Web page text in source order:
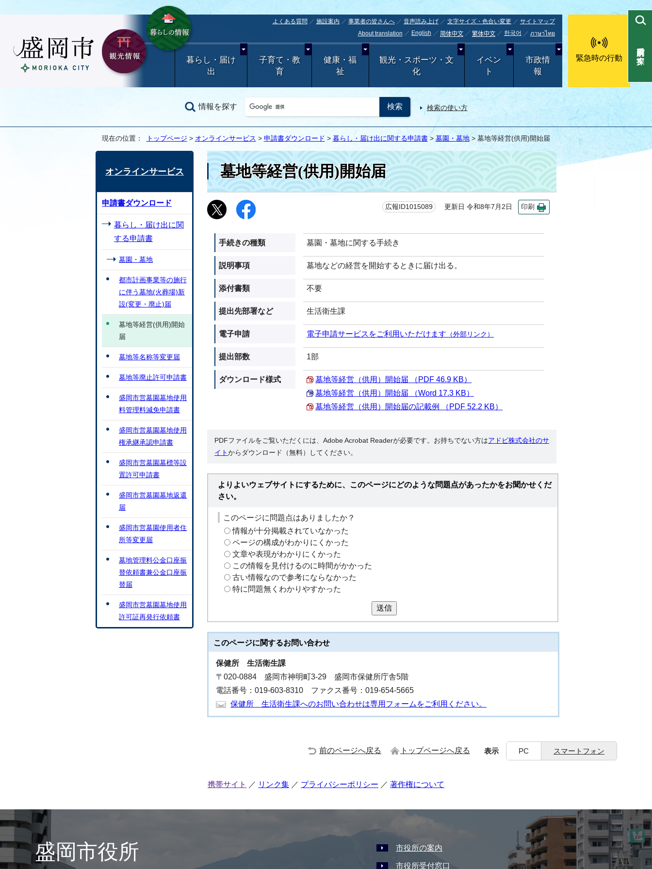
よくある質問 施設案内 事業者の皆さんへ 音声読み上げ 文字サイズ・色合い変更
サイトマップ
About translation
English 简体中文 繁体中文 한국어 ภาษาไทย
暮らし・届け
出
子育て・教
育
健康・福
祉
観光・スポーツ・文
化
イベン
ト
市政情
報
緊急時の行動
情報を探す 検索の使い方
目的別で探す
現在の位置： トップページ > オンラインサービス > 申請書ダウンロード > 暮らし・届け出に関する申請書> 墓園・墓地> 墓地等経営(供用)開始届
墓地等経営(供用)開始届
広報ID1015089 更新日 令和8年7月2日 印刷
手続きの種類 墓園・墓地に関する手続き
説明事項 墓地などの経営を開始するときに届け出る。
添付書類 不要
提出先部署など 生活衛生課
電子申請 電子申請サービスをご利用いただけます （外部リンク）
提出部数 1部
ダウンロード様式
墓地等経営（供用）開始届 （PDF 46.9 KB）
墓地等経営（供用）開始届 （Word 17.3 KB）
墓地等経営（供用）開始届の記載例 （PDF 52.2 KB）
PDFファイルをご覧いただくには、Adobe Acrobat Readerが必要です。お持ちでない方はアドビ株式会社のサ
イトからダウンロード（無料）してください。
よりよいウェブサイトにするために、このページにどのような問題点があったかをお聞かせくだ
さい。
このページに問題点はありましたか？
情報が十分掲載されていなかった
ページの構成がわかりにくかった
文章や表現がわかりにくかった
この情報を見付けるのに時間がかかった
古い情報なので参考にならなかった
特に問題無くわかりやすかった
送信
このページに関するお問い合わせ
保健所 生活衛生課
〒020-0884 盛岡市神明町3-29 盛岡市保健所庁舎5階
電話番号：019-603-8310 ファクス番号：019-654-5665
保健所 生活衛生課へのお問い合わせは専用フォームをご利用ください。
オンラインサービス
申請書ダウンロード
暮らし・届け出に関
する申請書
墓園・墓地
都市計画事業等の施行
に伴う墓地(火葬場)新
設(変更・廃止)届
墓地等経営(供用)開始
届
墓地等名称等変更届
墓地等廃止許可申請書
盛岡市営墓園墓地使用
料管理料減免申請書
盛岡市営墓園墓地使用
権承継承認申請書
盛岡市営墓園墓標等設
置許可申請書
盛岡市営墓園墓地返還
届
盛岡市営墓園使用者住
所等変更届
墓地管理料公金口座振
替依頼書兼公金口座振
替届
盛岡市営墓園墓地使用
許可証再発行依頼書
前のページへ戻る トップページへ戻る 表示 PC スマートフォン
携帯サイト リンク集 プライバシーポリシー 著作権について
盛岡市役所 市役所の案内
市役所受付窓口